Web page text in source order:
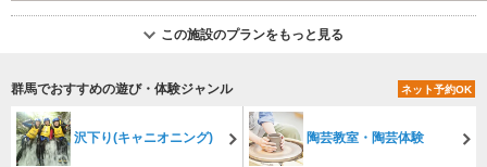
この施設のプランをもっと見る
群馬でおすすめの遊び・体験ジャンル ネット予約OK
沢下り(キャニオニング) 陶芸教室・陶芸体験